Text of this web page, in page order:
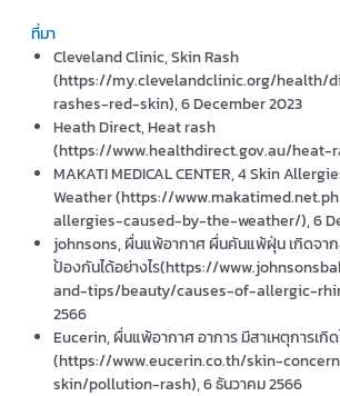
ที่มา
Cleveland Clinic, Skin Rash
(https://my.clevelandclinic.org/health/
rashes-red-skin), 6 December 2023
Heath Direct, Heat rash
(https://www.healthdirect.gov.au/heat-
MAKATI MEDICAL CENTER, 4 Skin
Weather (https://
allergies-caused-by-the-weather/), 6
johnsons, ผื่นแพ้อากาศ ผื่นคันแพ้ฝุ่น เกิดจากส
ป้องกันได้อย่างไร(https://
and-tips/beauty/causes-of-allergic-
2566
Eucerin, ผื่นแพ้อากาศ อาการ มีสาเหตุการเกิด
(https://www.eucerin.co.th/skin-
skin/pollution-rash), 6 ธันวาคม 2566